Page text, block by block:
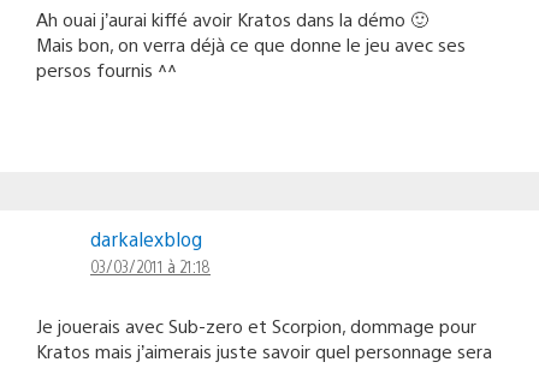
Ah ouai j’aurai kiffé avoir Kratos dans la démo 🙂
Mais bon, on verra déjà ce que donne le jeu avec ses
persos fournis ^^
darkalexblog
03/03/2011 à 21:18
Je jouerais avec Sub-zero et Scorpion, dommage pour
Kratos mais j’aimerais juste savoir quel personnage sera